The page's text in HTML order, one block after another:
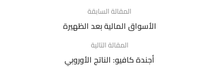
المقالة السابقة
الأسواق المالية بعد الظهيرة
المقالة التالية
أجندة كافيو: الناتج الأوروبي